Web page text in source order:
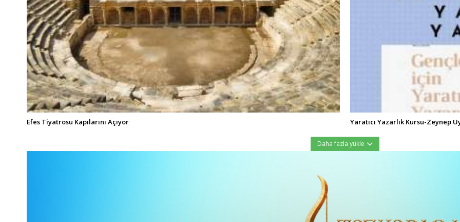
Efes Tiyatrosu Kapılarını Açıyor Yaratıcı Yazarlık Kursu-Zeynep
Daha fazla yükle